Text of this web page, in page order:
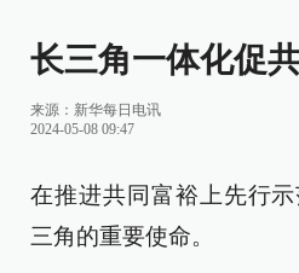
长三角一体化促
来源： 新华每日电讯
2024-05-08 09:47
在推进共同富裕上先行
三角的重要使命。